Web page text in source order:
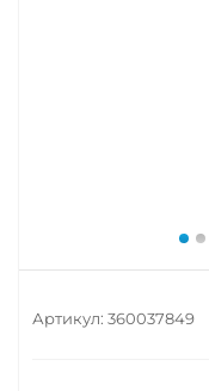
Артикул: 360037849